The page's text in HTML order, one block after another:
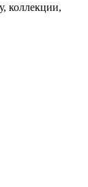
коллекции,